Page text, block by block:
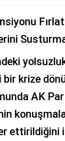
krize
AK
ettirildiğini